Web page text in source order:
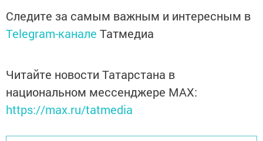
Следите за самым важным и интересным в
Telegram-канале Татмедиа
Читайте новости Татарстана в
национальном мессенджере MАХ:
https://max.ru/tatmedia